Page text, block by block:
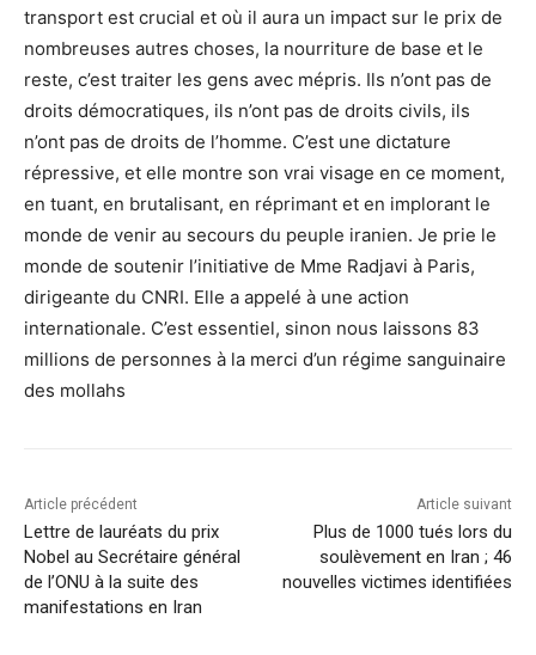
transport est crucial et où il aura un impact sur le prix de
nombreuses autres choses, la nourriture de base et le
reste, c’est traiter les gens avec mépris. Ils n’ont pas de
droits démocratiques, ils n’ont pas de droits civils, ils
n’ont pas de droits de l’homme. C’est une dictature
répressive, et elle montre son vrai visage en ce moment,
en tuant, en brutalisant, en réprimant et en implorant le
monde de venir au secours du peuple iranien. Je prie le
monde de soutenir l’initiative de Mme Radjavi à Paris,
dirigeante du CNRI. Elle a appelé à une action
internationale. C’est essentiel, sinon nous laissons 83
millions de personnes à la merci d’un régime sanguinaire
des mollahs
Article précédent
Lettre de lauréats du prix
Nobel au Secrétaire général
de l’ONU à la suite des
manifestations en Iran
Article suivant
Plus de 1000 tués lors du
soulèvement en Iran ; 46
nouvelles victimes identifiées